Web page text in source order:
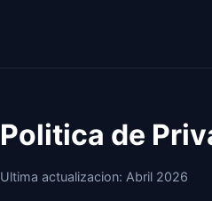
Politica de
Ultima actualizacion: Abril 2026